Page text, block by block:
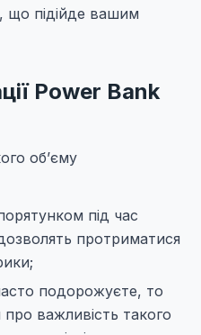
що підійде вашим
Power Bank
об’єму
під час
протриматися
подорожуєте, то
важливість такого